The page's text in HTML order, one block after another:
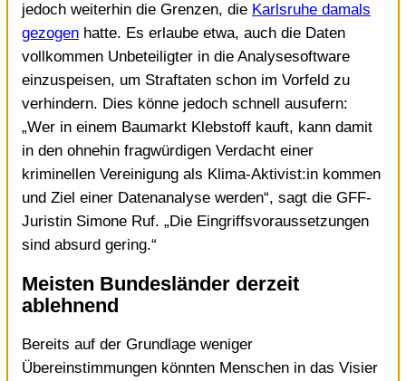
jedoch weiterhin die Grenzen, die Karlsruhe damals
gezogen hatte. Es erlaube etwa, auch die Daten
vollkommen Unbeteiligter in die Analysesoftware
einzuspeisen, um Straftaten schon im Vorfeld zu
verhindern. Dies könne jedoch schnell ausufern:
„Wer in einem Baumarkt Klebstoff kauft, kann damit
in den ohnehin fragwürdigen Verdacht einer
kriminellen Vereinigung als Klima-Aktivist:in kommen
und Ziel einer Datenanalyse werden“, sagt die GFF-
Juristin Simone Ruf. „Die Eingriffsvoraussetzungen
sind absurd gering.“
Meisten Bundesländer derzeit
ablehnend
Bereits auf der Grundlage weniger
Übereinstimmungen könnten Menschen in das Visier